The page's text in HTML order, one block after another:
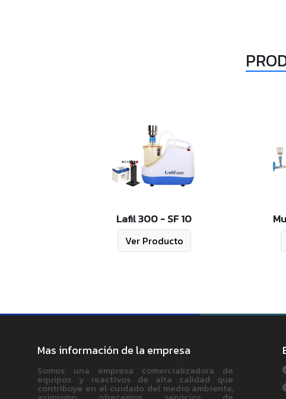
Lafil 300 - SF 10
Ver Producto
Mas información de la empresa
Somos una empresa comercializadora de
equipos y reactivos de alta calidad que
contribuye en el cuidado del medio ambiente,